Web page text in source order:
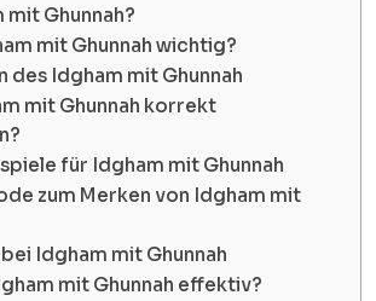
mit Ghunnah?
mit Ghunnah wichtig?
des Idgham mit Ghunnah
mit Ghunnah korrekt
für Idgham mit Ghunnah
zum Merken von Idgham mit
Idgham mit Ghunnah
mit Ghunnah effektiv?